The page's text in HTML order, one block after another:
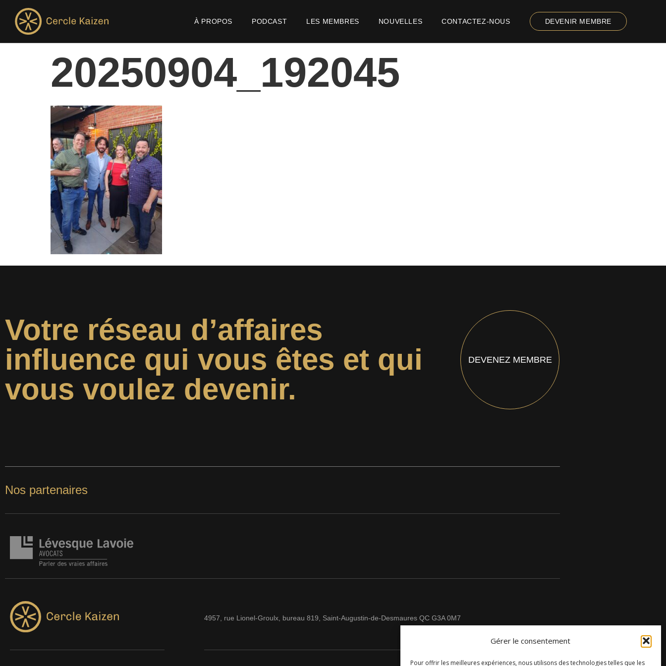
Gérer le consentement
Pour offrir les meilleures expériences, nous utilisons des technologies telles que les
À PROPOS PODCAST LES MEMBRES NOUVELLES CONTACTEZ-NOUS DEVENIR MEMBRE
20250904_192045
Votre réseau d’affaires
influence qui vous êtes et qui
vous voulez devenir.
DEVENEZ MEMBRE
Nos partenaires
4957, rue Lionel-Groulx, bureau 819, Saint-Augustin-de-Desmaures QC G3A 0M7